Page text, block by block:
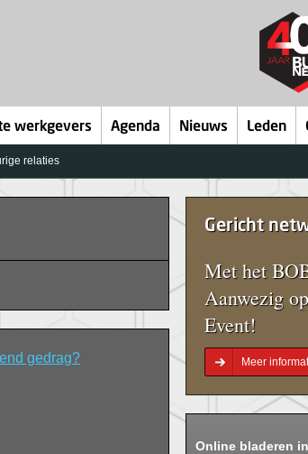
werkgevers Agenda Nieuws Leden
relaties
gedrag?
Gericht
Met het
Aanwezig
Event!
Meer
Online bladeren